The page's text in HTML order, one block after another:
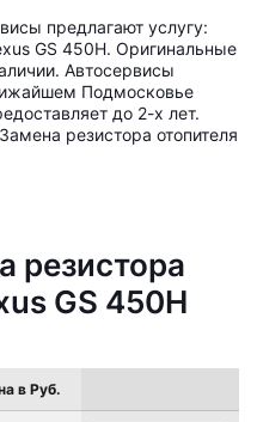
предлагают услугу:
GS 450H. Оригинальные
Автосервисы
Подмосковье
до 2-х лет.
резистора отопителя
резистора
GS 450H
в Руб.